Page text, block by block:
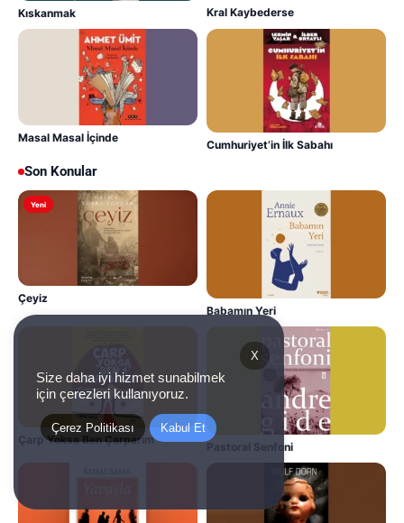
Kıskanmak Kral Kaybederse
Masal Masal İçinde
Cumhuriyet’in İlk Sabahı
Son Konular
Yeni
Çeyiz
Babamın Yeri
Çarp Yoksa Ben Çarparım
Pastoral Senfoni
X
Size daha iyi hizmet sunabilmek
için çerezleri kullanıyoruz.
Çerez Politikası Kabul Et